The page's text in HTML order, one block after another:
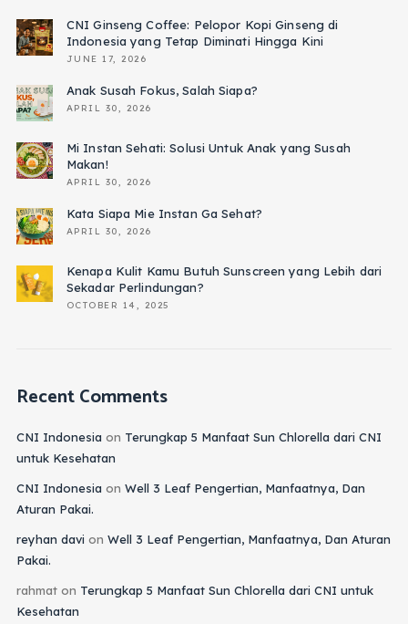
CNI Ginseng Coffee: Pelopor Kopi Ginseng di
Indonesia yang Tetap Diminati Hingga Kini
JUNE 17, 2026
Anak Susah Fokus, Salah Siapa?
APRIL 30, 2026
Mi Instan Sehati: Solusi Untuk Anak yang Susah
Makan!
APRIL 30, 2026
Kata Siapa Mie Instan Ga Sehat?
APRIL 30, 2026
Kenapa Kulit Kamu Butuh Sunscreen yang Lebih dari
Sekadar Perlindungan?
OCTOBER 14, 2025
Recent Comments
CNI Indonesia on Terungkap 5 Manfaat Sun Chlorella dari CNI
untuk Kesehatan
CNI Indonesia on Well 3 Leaf Pengertian, Manfaatnya, Dan
Aturan Pakai.
reyhan davi on Well 3 Leaf Pengertian, Manfaatnya, Dan Aturan
Pakai.
rahmaton Terungkap 5 Manfaat Sun Chlorella dari CNI untuk
Kesehatan